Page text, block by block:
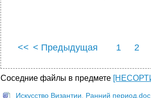
<< < Предыдущая 1 2
Соседние файлы в предмете
Искусство Византии. Ранний период.doc